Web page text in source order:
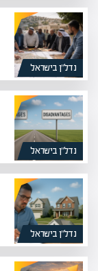
נדל”ן בישראל
נדל”ן בישראל
נדל”ן בישראל